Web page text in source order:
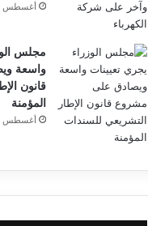
أغسطس 14, 2024
مجلس
واسعة
قانون
المؤمنة
أغسطس 14, 2024